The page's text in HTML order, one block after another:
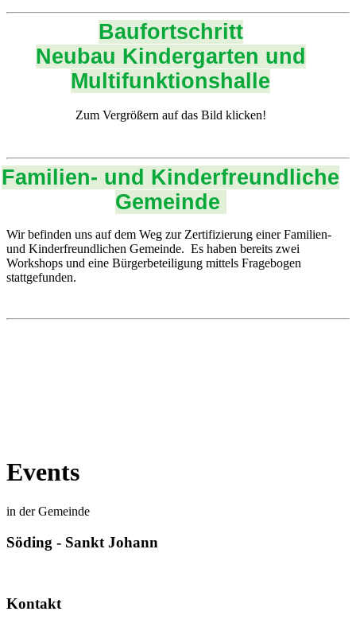
Baufortschritt
Neubau Kindergarten und
Multifunktionshalle
Zum Vergrößern auf das Bild klicken!
Familien- und Kinderfreundliche
Gemeinde
Wir befinden uns auf dem Weg zur Zertifizierung einer Familien-
und Kinderfreundlichen Gemeinde. Es haben bereits zwei
Workshops und eine Bürgerbeteiligung mittels Fragebogen
stattgefunden.
Events
in der Gemeinde
Söding - Sankt Johann
Kontakt